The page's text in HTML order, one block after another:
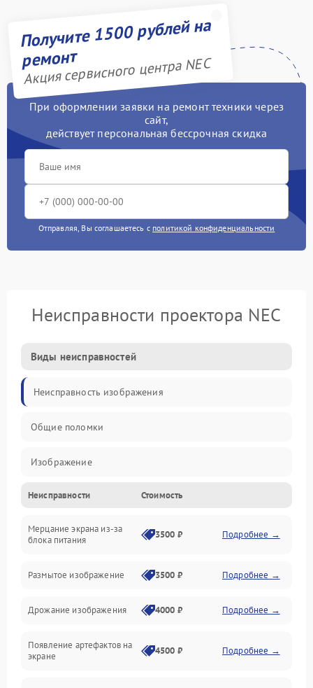
Получите 1500 рублей на
ремонт
Акция сервисного центра NEC
При оформлении заявки на ремонт техники через
сайт,
действует персональная бессрочная скидка
Отправляя, Вы соглашаетесь с политикой конфиденциальности
Неисправности проектора NEC
Виды неисправностей
Неисправность изображения
Общие поломки
Изображение
Лампа подсветки
Неисправность управления и интерфейсов
Неисправности Стоимость
Мерцание экрана из-за
блока питания
3500 ₽ Подробнее →
Размытое изображение 3500 ₽ Подробнее →
Дрожание изображения 4000 ₽ Подробнее →
Появление артефактов на
экране
4500 ₽ Подробнее →